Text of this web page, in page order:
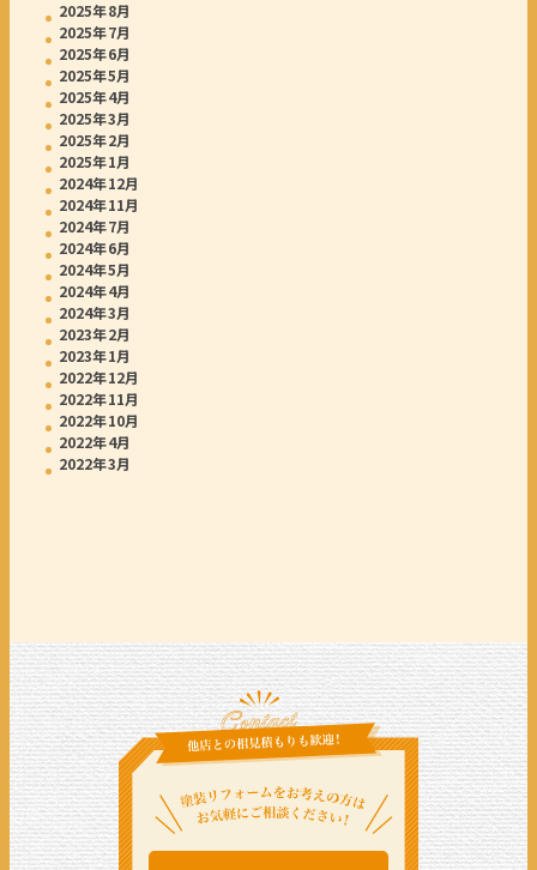
2025年8月
2025年7月
2025年6月
2025年5月
2025年4月
2025年3月
2025年2月
2025年1月
2024年12月
2024年11月
2024年7月
2024年6月
2024年5月
2024年4月
2024年3月
2023年2月
2023年1月
2022年12月
2022年11月
2022年10月
2022年4月
2022年3月